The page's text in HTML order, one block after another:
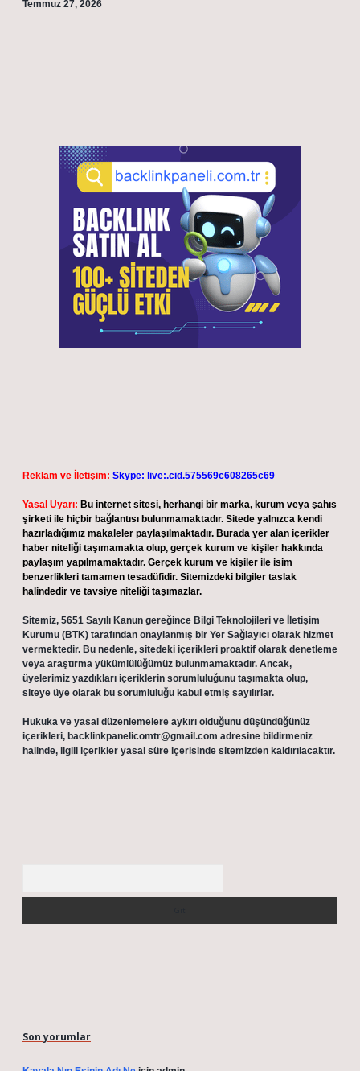
Temmuz 27, 2026
Reklam ve İletişim: Skype: live:.cid.575569c608265c69
Yasal Uyarı: Bu internet sitesi, herhangi bir marka, kurum veya şahıs
şirketi ile hiçbir bağlantısı bulunmamaktadır. Sitede yalnızca kendi
hazırladığımız makaleler paylaşılmaktadır. Burada yer alan içerikler
haber niteliği taşımamakta olup, gerçek kurum ve kişiler hakkında
paylaşım yapılmamaktadır. Gerçek kurum ve kişiler ile isim
benzerlikleri tamamen tesadüfidir. Sitemizdeki bilgiler taslak
halindedir ve tavsiye niteliği taşımazlar.
Sitemiz, 5651 Sayılı Kanun gereğince Bilgi Teknolojileri ve İletişim
Kurumu (BTK) tarafından onaylanmış bir Yer Sağlayıcı olarak hizmet
vermektedir. Bu nedenle, sitedeki içerikleri proaktif olarak denetleme
veya araştırma yükümlülüğümüz bulunmamaktadır. Ancak,
üyelerimiz yazdıkları içeriklerin sorumluluğunu taşımakta olup,
siteye üye olarak bu sorumluluğu kabul etmiş sayılırlar.
Hukuka ve yasal düzenlemelere aykırı olduğunu düşündüğünüz
içerikleri, backlinkpanelicomtr@gmail.com adresine bildirmeniz
halinde, ilgili içerikler yasal süre içerisinde sitemizden kaldırılacaktır.
Son yorumlar